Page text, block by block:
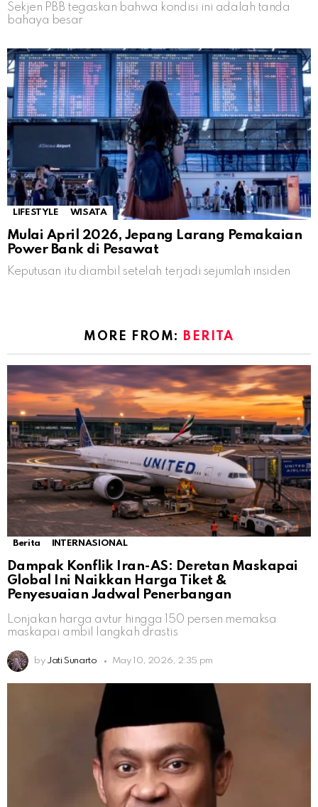
Sekjen PBB tegaskan bahwa kondisi ini adalah tanda
bahaya besar
LIFESTYLE WISATA
Mulai April 2026, Jepang Larang Pemakaian
Power Bank di Pesawat
Keputusan itu diambil setelah terjadi sejumlah insiden
MORE FROM: BERITA
Berita INTERNASIONAL
Dampak Konflik Iran-AS: Deretan Maskapai
Global Ini Naikkan Harga Tiket &
Penyesuaian Jadwal Penerbangan
Lonjakan harga avtur hingga 150 persen memaksa
maskapai ambil langkah drastis
by Jati Sunarto May 10, 2026, 2:35 pm